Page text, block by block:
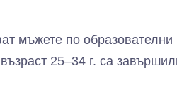
мъжете по
25–34 г. са